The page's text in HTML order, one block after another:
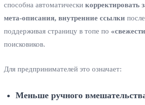
способна автоматически корректировать
мета‑описания, внутренние ссылки
поддерживая страницу в топе по
поисковиков.
Для предпринимателей это означает:
Меньше ручного